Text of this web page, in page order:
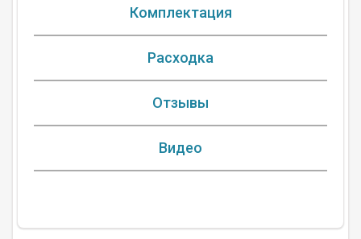
Комплектация
Расходка
Отзывы
Видео